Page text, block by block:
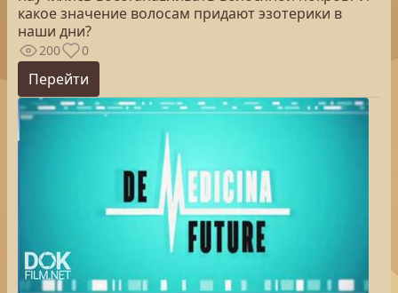
какое значение волосам придают эзотерики в
наши дни?
200 0
Перейти